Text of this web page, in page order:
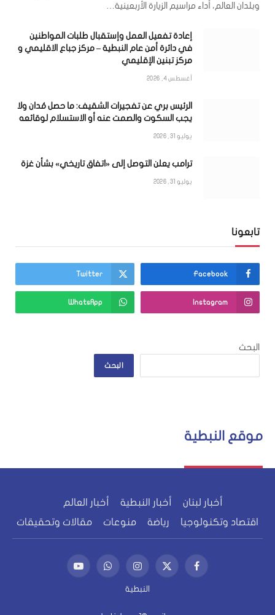
وبلدان العالم، أداء مراسيم الزيارة الأربعينية…
إعادة تفعيل العمل وإستقبال طلبات المواطنين
في دائرة أمن عام النبطية – مركز جباع الاقليمي و
مركز تبنين الإقليمي
أغسطس 4, 2026
الرئيس بري عن تفجيرات الشقيف: ما حصل مُدان ولا
يجب السكوت والصمت عنه أو الاستسلام لوقائعه
يوليو 31, 2026
ترامب يعلن التوصل إلى «اتفاق تاريخي» بشأن غزة
يوليو 31, 2026
تابعونا
Facebook
Twitter
Instagram
WhatsApp
البحث
البحث
موقع النبطية
أخبار لبنان أخبار النبطية
أخبار العالم
اقتصاد وتكنولوجيا
رياضة منوعات مقالات وتحقيقات
فيسبوكX
(Twitter)
الانستغرامواتساب يوتيوب
النبطية